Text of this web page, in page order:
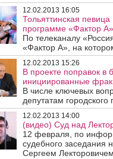
12.02.2013 16:05
Тольяттинская
программе «Фактор
По телеканалу
«Фактор А», на
12.02.2013 15:26
В проекте поправок в
инициированные
В числе ключевых
депутатам
12.02.2013 14:00
(видео) Суд над
12 февраля, по
судебного заседания
Сергеем